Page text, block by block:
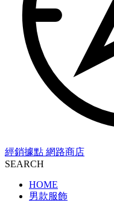
經銷據點 網路商店
SEARCH
HOME
男款服飾